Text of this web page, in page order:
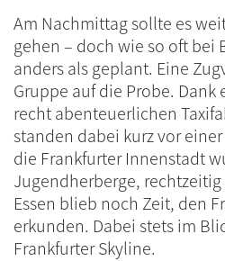
Am Nachmittag sollte es
gehen – doch wie so oft bei
anders als geplant. Eine
Gruppe auf die Probe.
recht abenteuerlichen
standen dabei kurz vor
die Frankfurter Innenstadt
Jugendherberge,
Essen blieb noch Zeit, den
erkunden. Dabei stets im
Frankfurter Skyline.